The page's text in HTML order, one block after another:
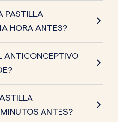
PASTILLA
HORA ANTES?
ANTICONCEPTIVO
ANTES?